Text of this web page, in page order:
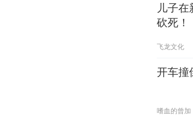
儿子
砍死！
飞龙文化
开车撞
嗜血的曾加